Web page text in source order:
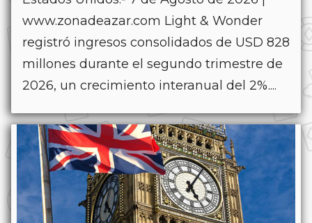
www.zonadeazar.com Light & Wonder
registró ingresos consolidados de USD 828
millones durante el segundo trimestre de
2026, un crecimiento interanual del 2%....